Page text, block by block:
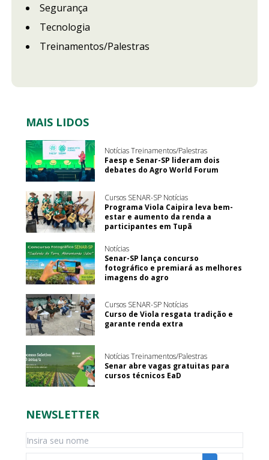
Segurança
Tecnologia
Treinamentos/Palestras
MAIS LIDOS
Notícias Treinamentos/Palestras
Faesp e Senar-SP lideram dois
debates do Agro World Forum
Cursos SENAR-SP Notícias
Programa Viola Caipira leva bem-
estar e aumento da renda a
participantes em Tupã
Notícias
Senar-SP lança concurso
fotográfico e premiará as melhores
imagens do agro
Cursos SENAR-SP Notícias
Curso de Viola resgata tradição e
garante renda extra
Notícias Treinamentos/Palestras
Senar abre vagas gratuitas para
cursos técnicos EaD
NEWSLETTER